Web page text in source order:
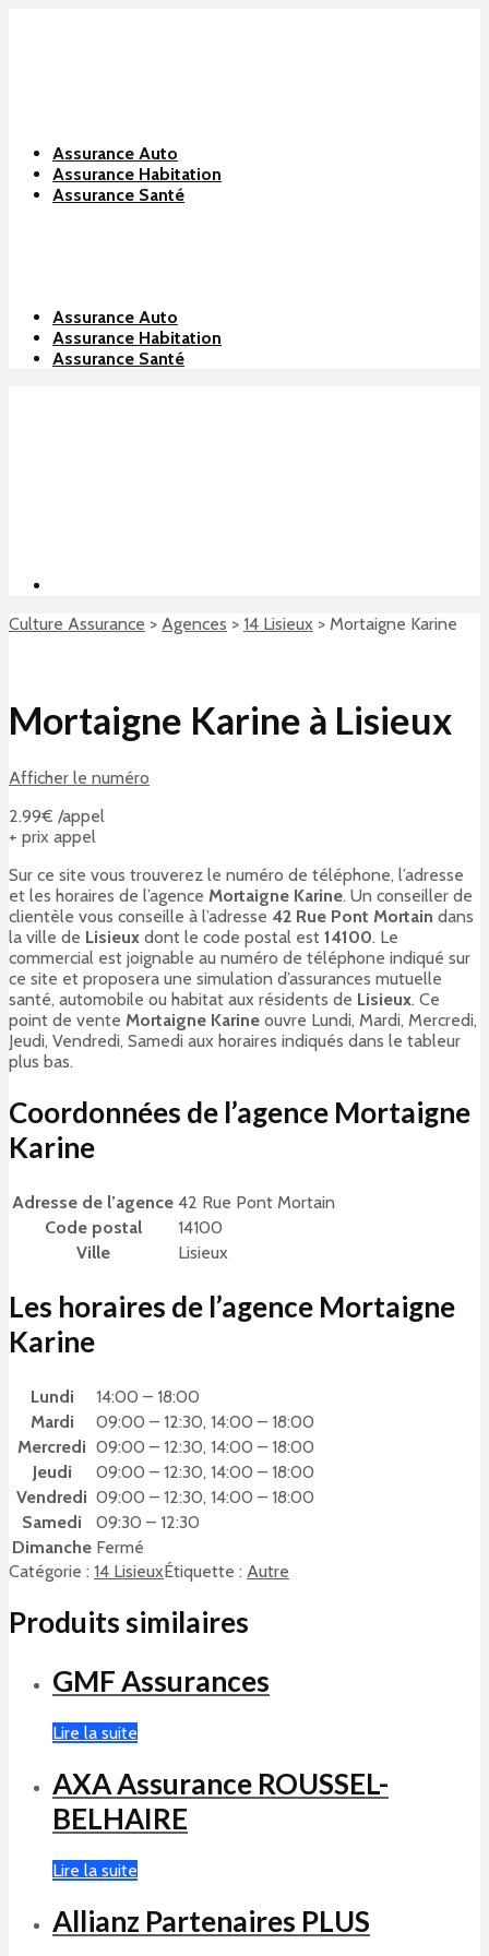
Assurance Auto
Assurance Habitation
Assurance Santé
Assurance Auto
Assurance Habitation
Assurance Santé
Culture Assurance > Agences > 14 Lisieux > Mortaigne Karine
Mortaigne Karine à Lisieux
Afficher le numéro
2.99€ /appel
+ prix appel
Sur ce site vous trouverez le numéro de téléphone, l’adresse
et les horaires de l’agence Mortaigne Karine. Un conseiller de
clientèle vous conseille à l’adresse 42 Rue Pont Mortain dans
la ville de Lisieux dont le code postal est 14100. Le
commercial est joignable au numéro de téléphone indiqué sur
ce site et proposera une simulation d’assurances mutuelle
santé, automobile ou habitat aux résidents de Lisieux. Ce
point de vente Mortaigne Karine ouvre Lundi, Mardi, Mercredi,
Jeudi, Vendredi, Samedi aux horaires indiqués dans le tableur
plus bas.
Coordonnées de l’agence Mortaigne
Karine
Adresse de l’agence 42 Rue Pont Mortain
Code postal
14100
Ville
Lisieux
Les horaires de l’agence Mortaigne
Karine
Lundi
14:00 – 18:00
Mardi
09:00 – 12:30, 14:00 – 18:00
Mercredi 09:00 – 12:30, 14:00 – 18:00
Jeudi
09:00 – 12:30, 14:00 – 18:00
Vendredi 09:00 – 12:30, 14:00 – 18:00
Samedi
09:30 – 12:30
Dimanche Fermé
Catégorie : 14 LisieuxÉtiquette : Autre
Produits similaires
GMF Assurances
Lire la suite
AXA Assurance ROUSSEL-
BELHAIRE
Lire la suite
Allianz Partenaires PLUS